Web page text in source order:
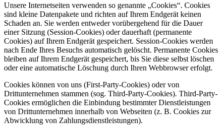
Unsere Internetseiten verwenden so genannte „Cookies“. Cookies
sind kleine Datenpakete und richten auf Ihrem Endgerät keinen
Schaden an. Sie werden entweder vorübergehend für die Dauer
einer Sitzung (Session-Cookies) oder dauerhaft (permanente
Cookies) auf Ihrem Endgerät gespeichert. Session-Cookies werden
nach Ende Ihres Besuchs automatisch gelöscht. Permanente Cookies
bleiben auf Ihrem Endgerät gespeichert, bis Sie diese selbst löschen
oder eine automatische Löschung durch Ihren Webbrowser erfolgt.
Cookies können von uns (First-Party-Cookies) oder von
Drittunternehmen stammen (sog. Third-Party-Cookies). Third-Party-
Cookies ermöglichen die Einbindung bestimmter Dienstleistungen
von Drittunternehmen innerhalb von Webseiten (z. B. Cookies zur
Abwicklung von Zahlungsdienstleistungen).